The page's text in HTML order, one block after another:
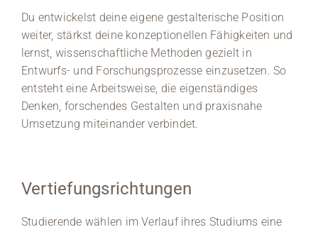
Du entwickelst deine eigene gestalterische Position
weiter, stärkst deine konzeptionellen Fähigkeiten und
lernst, wissenschaftliche Methoden gezielt in
Entwurfs- und Forschungsprozesse einzusetzen. So
entsteht eine Arbeitsweise, die eigenständiges
Denken, forschendes Gestalten und praxisnahe
Umsetzung miteinander verbindet.
Vertiefungsrichtungen
Studierende wählen im Verlauf ihres Studiums eine